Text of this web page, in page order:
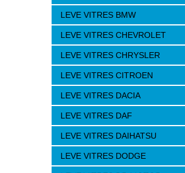
LEVE VITRES BMW
LEVE VITRES CHEVROLET
LEVE VITRES CHRYSLER
LEVE VITRES CITROEN
LEVE VITRES DACIA
LEVE VITRES DAF
LEVE VITRES DAIHATSU
LEVE VITRES DODGE